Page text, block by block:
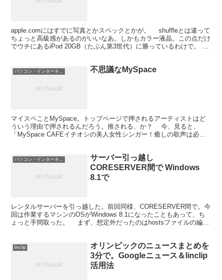
apple.comにはすでに写真とかスペックとかが。 shuffleとは違って
ちょっと高級感があるのがいいなあ。しかもカラー液晶。この点だけ
でウチにあるiPod 20GB（たぶん第3世代）に勝っているわけで。
パソコン・インターネット 不思議なMySpace
マイスペことMySpace。トップページで押されるアーティストはど
ういう理由で押されるんだろう。推される、か？ 今、見ると、
「MySpace CAFEイチオシの美人女性シンガー！癒しの歌声は必聴
サーバー引っ越し
CORESERVER間で Windows
8.1で
レンタルサーバーを引っ越した。前回同様、CORESERVER間で。今
回は作業するマシンのOSがWindows 8.1になったこともあって、ち
ょっと手間取った。 まず、想定外だったのはhostsファイルの編集
linclip
オリンピックのニュースまとめを
3分で。Googleニュース＆linclip
活用法